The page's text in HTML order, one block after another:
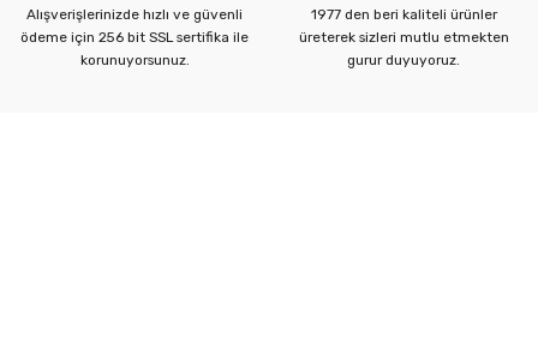
Alışverişlerinizde hızlı ve güvenli
ödeme için 256 bit SSL sertifika ile
korunuyorsunuz.
1977 den beri kaliteli ürünler
üreterek sizleri mutlu etmekten
gurur duyuyoruz.